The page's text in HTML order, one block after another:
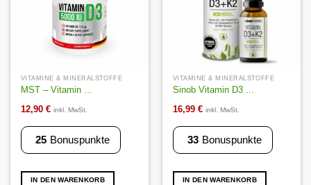
VITAMINE & MINERALSTOFFE
MST – Vitamin ...
12,90 € inkl. MwSt.
25 Bonuspunkte
IN DEN WARENKORB
VITAMINE & MINERALSTOFFE
Sinob Vitamin D3 ...
16,99 € inkl. MwSt.
33 Bonuspunkte
IN DEN WARENKORB